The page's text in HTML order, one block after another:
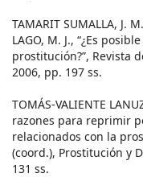
TAMARIT SUMALLA, J.
LAGO, M. J., “¿Es
prostitución?”, Revista
2006, pp. 197 ss.
TOMÁS-VALIENTE
razones para reprimir
relacionados con la
(coord.), Prostitución y
131 ss.